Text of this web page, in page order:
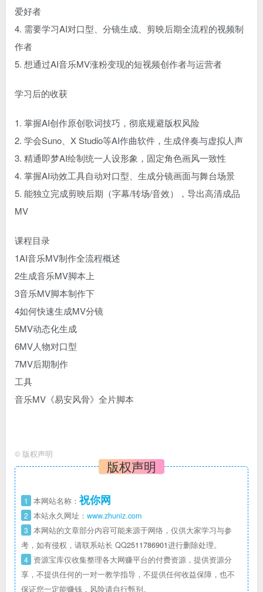
爱好者
4. 需要学习AI对口型、分镜生成、剪映后期全流程的视频制
作者
5. 想通过AI音乐MV涨粉变现的短视频创作者与运营者
学习后的收获
1. 掌握AI创作原创歌词技巧，彻底规避版权风险
2. 学会Suno、X Studio等AI作曲软件，生成伴奏与虚拟人声
3. 精通即梦AI绘制统一人设形象，固定角色画风一致性
4. 掌握AI动效工具自动对口型、生成分镜画面与舞台场景
5. 能独立完成剪映后期（字幕/转场/音效），导出高清成品
MV
课程目录
1AI音乐MV制作全流程概述
2生成音乐MV脚本上
3音乐MV脚本制作下
4如何快速生成MV分镜
5MV动态化生成
6MV人物对口型
7MV后期制作
工具
音乐MV《易安风骨》全片脚本
© 版权声明
版权声明
1 本网站名称： 祝你网
2 本站永久网址： www.zhuniz.com
3 本网站的文章部分内容可能来源于网络，仅供大家学习与参
考，如有侵权，请联系站长 QQ2511786901进行删除处理。
4 资源宝库仅收集整理各大网赚平台的付费资源，提供资源分
享，不提供任何的一对一教学指导，不提供任何收益保障，也不
保证您一定能赚钱，风险请自行甄别。